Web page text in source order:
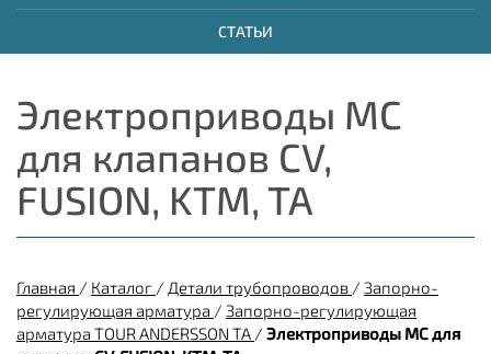
СТАТЬИ
Электроприводы МС
для клапанов CV,
FUSION, KTM, TA
Главная / Каталог / Детали трубопроводов / Запорно-
регулирующая арматура / Запорно-регулирующая
арматура TOUR ANDERSSON TA / Электроприводы МС для